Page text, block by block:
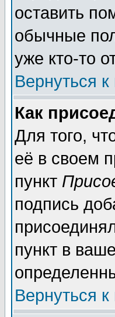
оставить
обычные
уже кто-то
Вернуться к
Как
Для того,
её в своем
пункт
подпись
пункт в
Вернуться к